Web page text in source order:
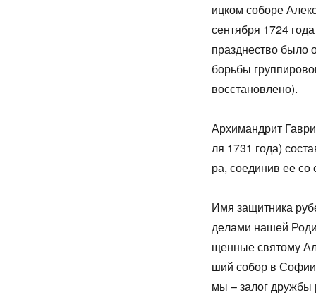
иц­ком со­бо­ре
сен­тяб­ря 1724
празд­не­ство бы­ло
борь­бы
вос­ста­нов­ле­но).
Ар­хи­манд­рит
ля 1731 го­да)
ра, со­еди­нив ее
Имя за­щит­ни­ка
де­ла­ми на­шей
щен­ные свя­то­му
ший со­бор в
мы – за­лог друж­бы